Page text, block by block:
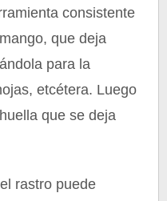
consistente
que deja
para la
etcétera. Luego
que se deja
rastro puede